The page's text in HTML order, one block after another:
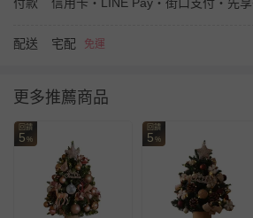
配送 宅配 免運
更多推薦商品
回饋
5 %
回饋
5 %